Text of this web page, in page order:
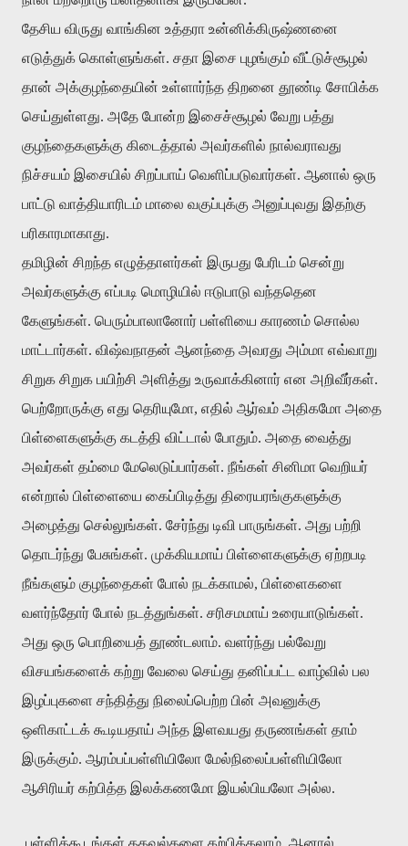
தேசிய விருது வாங்கின உத்தரா உன்னிக்கிருஷ்ணனை
எடுத்துக் கொள்ளுங்கள். சதா இசை புழங்கும் வீட்டுச்சூழல்
தான் அக்குழந்தையின் உள்ளார்ந்த திறனை தூண்டி சோபிக்க
செய்துள்ளது. அதே போன்ற இசைச்சூழல் வேறு பத்து
குழந்தைகளுக்கு கிடைத்தால் அவர்களில் நால்வராவது
நிச்சயம் இசையில் சிறப்பாய் வெளிப்படுவார்கள். ஆனால் ஒரு
பாட்டு வாத்தியாரிடம் மாலை வகுப்புக்கு அனுப்புவது இதற்கு
பரிகாரமாகாது.
தமிழின் சிறந்த எழுத்தாளர்கள் இருபது பேரிடம் சென்று
அவர்களுக்கு எப்படி மொழியில் ஈடுபாடு வந்ததென
கேளுங்கள். பெரும்பாலானோர் பள்ளியை காரணம் சொல்ல
மாட்டார்கள். விஷ்வநாதன் ஆனந்தை அவரது அம்மா எவ்வாறு
சிறுக சிறுக பயிற்சி அளித்து உருவாக்கினார் என அறிவீர்கள்.
பெற்றோருக்கு எது தெரியுமோ, எதில் ஆர்வம் அதிகமோ அதை
பிள்ளைகளுக்கு கடத்தி விட்டால் போதும். அதை வைத்து
அவர்கள் தம்மை மேலெடுப்பார்கள். நீங்கள் சினிமா வெறியர்
என்றால் பிள்ளையை கைப்பிடித்து திரையரங்குகளுக்கு
அழைத்து செல்லுங்கள். சேர்ந்து டிவி பாருங்கள். அது பற்றி
தொடர்ந்து பேசுங்கள். முக்கியமாய் பிள்ளைகளுக்கு ஏற்றபடி
நீங்களும் குழந்தைகள் போல் நடக்காமல், பிள்ளைகளை
வளர்ந்தோர் போல் நடத்துங்கள். சரிசமமாய் உரையாடுங்கள்.
அது ஒரு பொறியைத் தூண்டலாம். வளர்ந்து பல்வேறு
விசயங்களைக் கற்று வேலை செய்து தனிப்பட்ட வாழ்வில் பல
இழப்புகளை சந்தித்து நிலைப்பெற்ற பின் அவனுக்கு
ஒளிகாட்டக் கூடியதாய் அந்த இளவயது தருணங்கள் தாம்
இருக்கும். ஆரம்பப்பள்ளியிலோ மேல்நிலைப்பள்ளியிலோ
ஆசிரியர் கற்பித்த இலக்கணமோ இயல்பியலோ அல்ல.
பள்ளிக்கூடங்கள் தகவல்களை கற்பிக்கலாம். ஆனால்